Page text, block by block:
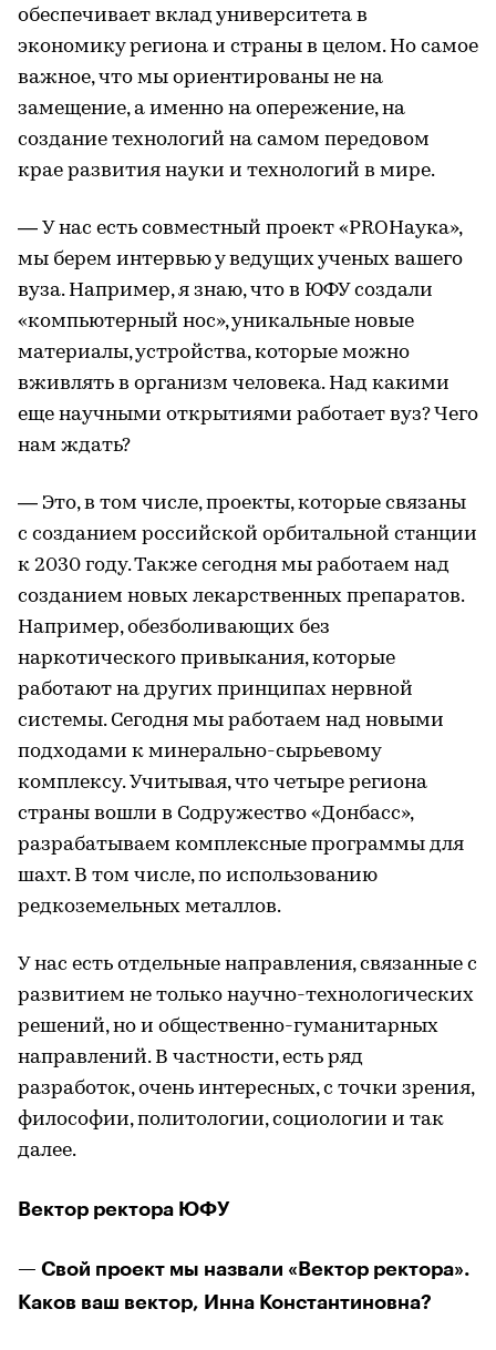
обеспечивает вклад университета в
экономику региона и страны в целом. Но самое
важное, что мы ориентированы не на
замещение, а именно на опережение, на
создание технологий на самом передовом
крае развития науки и технологий в мире.
— У нас есть совместный проект «PROНаука»,
мы берем интервью у ведущих ученых вашего
вуза. Например, я знаю, что в ЮФУ создали
«компьютерный нос», уникальные новые
материалы, устройства, которые можно
вживлять в организм человека. Над какими
еще научными открытиями работает вуз? Чего
нам ждать?
— Это, в том числе, проекты, которые связаны
с созданием российской орбитальной станции
к 2030 году. Также сегодня мы работаем над
созданием новых лекарственных препаратов.
Например, обезболивающих без
наркотического привыкания, которые
работают на других принципах нервной
системы. Сегодня мы работаем над новыми
подходами к минерально-сырьевому
комплексу. Учитывая, что четыре региона
страны вошли в Содружество «Донбасс»,
разрабатываем комплексные программы для
шахт. В том числе, по использованию
редкоземельных металлов.
У нас есть отдельные направления, связанные с
развитием не только научно-технологических
решений, но и общественно-гуманитарных
направлений. В частности, есть ряд
разработок, очень интересных, с точки зрения,
философии, политологии, социологии и так
далее.
Вектор ректора ЮФУ
— Свой проект мы назвали «Вектор ректора».
Каков ваш вектор, Инна Константиновна?